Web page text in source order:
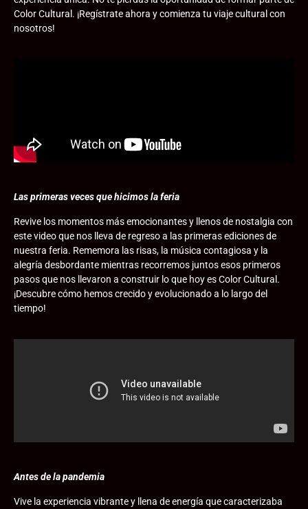
Color Cultural. ¡Regístrate ahora y comienza tu viaje cultural con
nosotros!
Las primeras veces que hicimos la feria
Revive los momentos más emocionantes y llenos de nostalgia con
este video que nos lleva de regreso a las primeras ediciones de
nuestra feria. Rememora las risas, la música contagiosa y la
alegría desbordante mientras recorremos juntos esos primeros
pasos que nos llevaron a construir lo que hoy es Color Cultural.
¡Descubre cómo hemos crecido y evolucionado a lo largo del
tiempo!
Antes de la pandemia
Vive la experiencia vibrante y llena de energía que caracterizaba